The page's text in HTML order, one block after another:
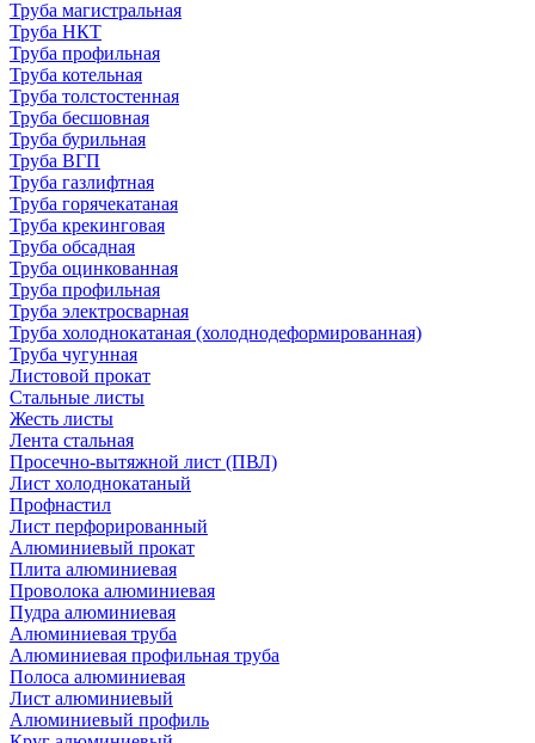
Труба магистральная
Труба НКТ
Труба профильная
Труба котельная
Труба толстостенная
Труба бесшовная
Труба бурильная
Труба ВГП
Труба газлифтная
Труба горячекатаная
Труба крекинговая
Труба обсадная
Труба оцинкованная
Труба профильная
Труба электросварная
Труба холоднокатаная (холоднодеформированная)
Труба чугунная
Листовой прокат
Стальные листы
Жесть листы
Лента стальная
Просечно-вытяжной лист (ПВЛ)
Лист холоднокатаный
Профнастил
Лист перфорированный
Алюминиевый прокат
Плита алюминиевая
Проволока алюминиевая
Пудра алюминиевая
Алюминиевая труба
Алюминиевая профильная труба
Полоса алюминиевая
Лист алюминиевый
Алюминиевый профиль